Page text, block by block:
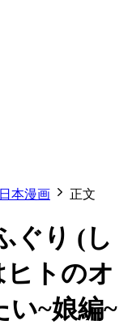
日本漫画 正文
ぐり (し
トのオ
い~娘編~